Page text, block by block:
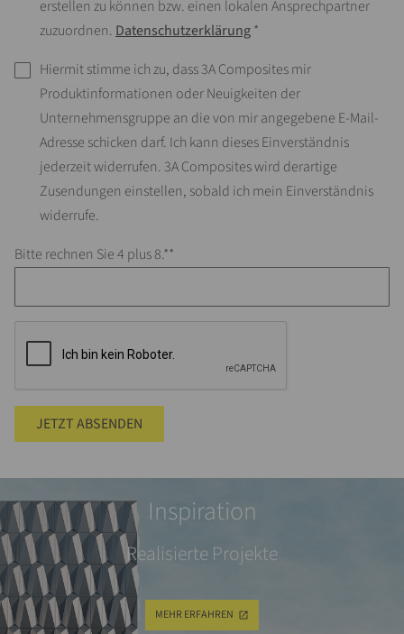
erstellen zu können bzw. einen lokalen Ansprechpartner
zuzuordnen. Datenschutzerklärung*
Hiermit stimme ich zu, dass 3A Composites mir
Produktinformationen oder Neuigkeiten der
Unternehmensgruppe an die von mir angegebene E-Mail-
Adresse schicken darf. Ich kann dieses Einverständnis
jederzeit widerrufen. 3A Composites wird derartige
Zusendungen einstellen, sobald ich mein Einverständnis
widerrufe.
Bitte rechnen Sie 4 plus 8.*
JETZT ABSENDEN
Inspiration
Realisierte Projekte
MEHR ERFAHREN